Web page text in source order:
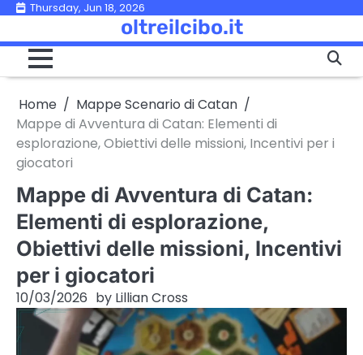
Skip
content
Thursday, Jun 18, 2026
oltreilcibo.it
Home
Mappe Scenario di Catan
Mappe di Avventura di Catan: Elementi di
esplorazione, Obiettivi delle missioni, Incentivi per i
giocatori
Mappe di Avventura di Catan:
Elementi di esplorazione,
Obiettivi delle missioni, Incentivi
per i giocatori
10/03/2026 by Lillian Cross